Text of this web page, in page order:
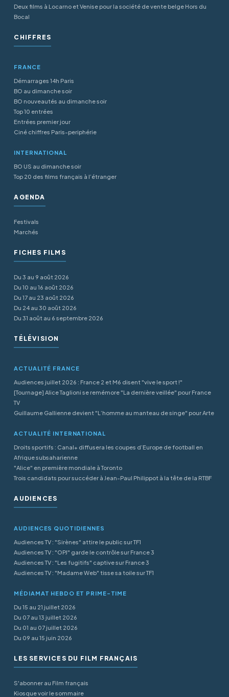
Deux films à Locarno et Venise pour la société de vente belge Hors du
Bocal
CHIFFRES
FRANCE
Démarrages 14h Paris
BO au dimanche soir
BO nouveautés au dimanche soir
Top 10 entrées
Entrées premier jour
Ciné chiffres Paris-periphérie
INTERNATIONAL
BO US au dimanche soir
Top 20 des films français à l’étranger
AGENDA
Festivals
Marchés
FICHES FILMS
Du 3 au 9 août 2026
Du 10 au 16 août 2026
Du 17 au 23 août 2026
Du 24 au 30 août 2026
Du 31 août au 6 septembre 2026
TÉLÉVISION
ACTUALITÉ FRANCE
Audiences juillet 2026 : France 2 et M6 disent "vive le sport !"
[Tournage] Alice Taglioni se remémore "La dernière veillée" pour France
TV
Guillaume Gallienne devient "L’homme au manteau de singe" pour Arte
ACTUALITÉ INTERNATIONAL
Droits sportifs : Canal+ diffusera les coupes d’Europe de football en
Afrique subsaharienne
"Alice" en première mondiale à Toronto
Trois candidats pour succéder à Jean-Paul Philippot à la tête de la RTBF
AUDIENCES
AUDIENCES QUOTIDIENNES
Audiences TV : "Sirènes" attire le public sur TF1
Audiences TV : "OPJ" garde le contrôle sur France 3
Audiences TV : "Les fugitifs" captive sur France 3
Audiences TV : "Madame Web" tisse sa toile sur TF1
MÉDIAMAT HEBDO ET PRIME-TIME
Du 15 au 21 juillet 2026
Du 07 au 13 juillet 2026
Du 01 au 07 juillet 2026
Du 09 au 15 juin 2026
LES SERVICES DU FILM FRANÇAIS
S'abonner au Film français
Kiosque voir le sommaire